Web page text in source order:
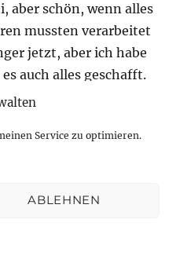
Service zu optimieren.
ABLEHNEN
aber schön, wenn alles
mussten verarbeitet
jetzt, aber ich habe
auch alles geschafft.
rausrücken.
– feinste Normalität.“